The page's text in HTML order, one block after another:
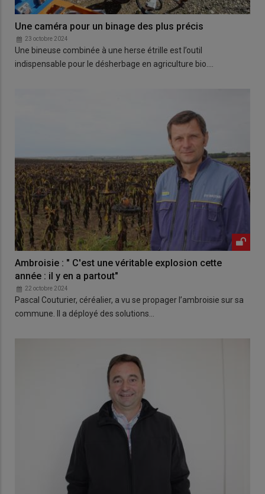
Une caméra pour un binage des plus précis
23 octobre 2024
Une bineuse combinée à une herse étrille est l’outil
indispensable pour le désherbage en agriculture bio.…
Ambroisie : " C'est une véritable explosion cette
année : il y en a partout"
22 octobre 2024
Pascal Couturier, céréalier, a vu se propager l’ambroisie sur sa
commune. Il a déployé des solutions…